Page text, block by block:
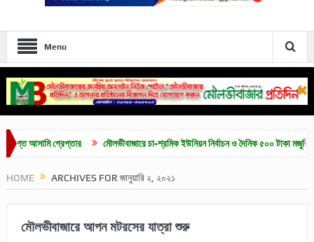
Menu
গ্রেপ্তার মৌলভীবাজারে চা-শ্রমিক ইউনিয়ন নির্বাচন ও দৈনিক ৫০০ টাকা মজুরির দাবিতে
HOME ARCHIVES FOR জানুয়ারি ২, ২০২১
মৌলভীবাজারে আপন মটরসের যাত্রা শুরু